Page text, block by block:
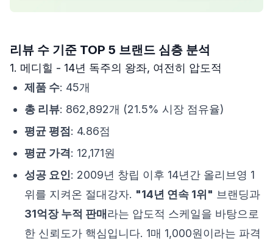
리뷰 수 기준 TOP 5 브랜드 심층 분석
1. 메디힐 - 14년 독주의 왕좌, 여전히 압도적
제품 수: 45개
총 리뷰: 862,892개 (21.5% 시장 점유율)
평균 평점: 4.86점
평균 가격: 12,171원
성공 요인: 2009년 창립 이후 14년간 올리브영 1
위를 지켜온 절대강자. "14년 연속 1위" 브랜딩과
31억장 누적 판매라는 압도적 스케일을 바탕으로
한 신뢰도가 핵심입니다. 1매 1,000원이라는 파격